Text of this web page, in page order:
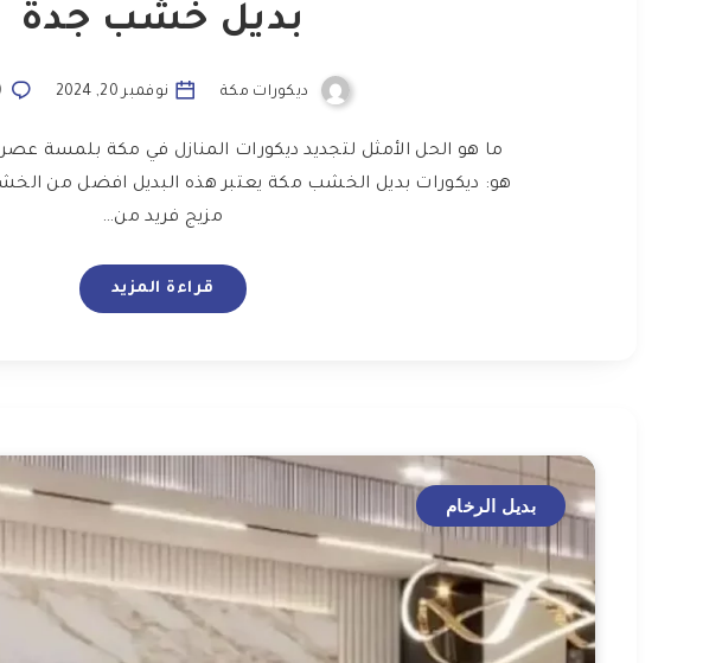
بديل خشب جدة
ديكورات مكة نوفمبر 20, 2024
ما هو الحل الأمثل لتجديد ديكورات المنازل في مكة بلمسة
هو: ديكورات بديل الخشب مكة يعتبر هذه البديل افضل من
مزيج فريد من…
قراءة المزيد
بديل الرخام